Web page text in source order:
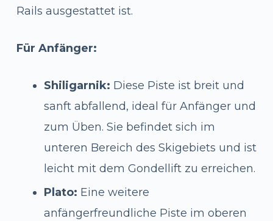
Rails ausgestattet ist.
Für Anfänger:
Shiligarnik: Diese Piste ist breit und
sanft abfallend, ideal für Anfänger und
zum Üben. Sie befindet sich im
unteren Bereich des Skigebiets und ist
leicht mit dem Gondellift zu erreichen.
Plato: Eine weitere
anfängerfreundliche Piste im oberen